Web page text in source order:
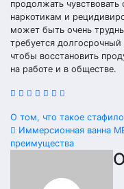
продолжать
наркотикам и
может быть очень
требуется
чтобы восстановить
на работе и в обществе.
по
записям
О том, что такое
Иммерсионная ванна
преимущества